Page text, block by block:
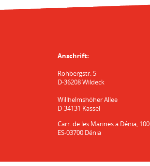
Anschrift:
Rohbergstr. 5
D-36208 Wildeck
Willhelmshöher Allee
D-34131 Kassel
Carr. de les Marines a Dénia, 100
ES-03700 Dénia